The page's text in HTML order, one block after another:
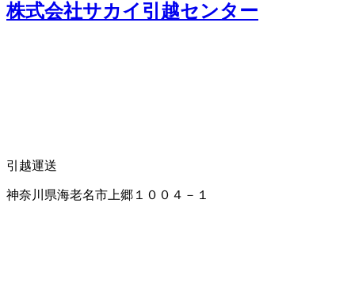
株式会社サカイ引越センター
引越運送
神奈川県海老名市上郷１００４－１